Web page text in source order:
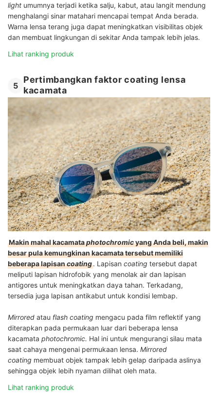
light umumnya terjadi ketika salju, kabut, atau langit mendung
menghalangi sinar matahari mencapai tempat Anda berada.
Warna lensa terang juga dapat meningkatkan visibilitas objek
dan membuat lingkungan di sekitar Anda tampak lebih jelas.
Lihat ranking produk
5
Pertimbangkan faktor coating lensa
kacamata
Makin mahal kacamataphotochromicyang Anda beli, makin
besar pula kemungkinan kacamata tersebut memiliki
beberapa lapisancoating. Lapisan coating tersebut dapat
meliputi lapisan hidrofobik yang menolak air dan lapisan
antigores untuk meningkatkan daya tahan. Terkadang,
tersedia juga lapisan antikabut untuk kondisi lembap.
Mirrored atau flash coating mengacu pada film reflektif yang
diterapkan pada permukaan luar dari beberapa lensa
kacamata photochromic. Hal ini untuk mengurangi silau mata
saat cahaya mengenai permukaan lensa. Mirrored
coating membuat objek tampak lebih gelap daripada aslinya
sehingga objek lebih nyaman dilihat oleh mata.
Lihat ranking produk